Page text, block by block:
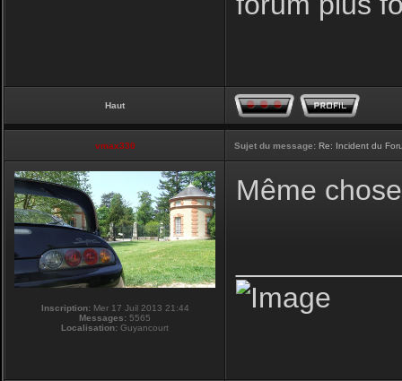
Haut
vmax330 Sujet du message: Re: Incident du
Inscription:Mer 17 Juil 2013 21:44
Messages: 5565
Localisation: Guyancourt
Même